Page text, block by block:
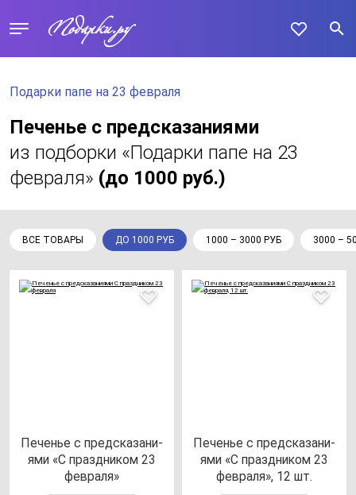
Подарки папе на 23 февраля
Печенье с предсказаниями
из подборки «Подарки папе на 23
февраля» (до 1000 руб.)
ВСЕ ТОВАРЫ ДО 1000 РУБ 1000 – 3000 РУБ 3000 –
Печенье с пред­ска­за­ни­
ями «С праз­дни­ком 23
фев­ра­ля»
Печенье с пред­ска­за­ни­
ями «С праз­дни­ком 23
фев­ра­ля», 12 шт.